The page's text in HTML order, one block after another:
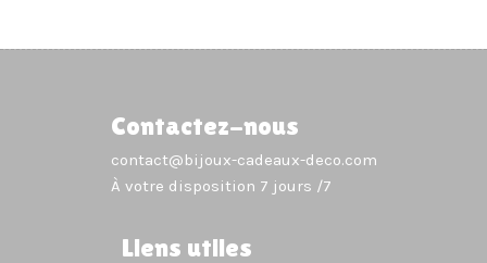
Contactez-nous
contact@bijoux-cadeaux-deco.com
À votre disposition 7 jours /7
Liens utiles